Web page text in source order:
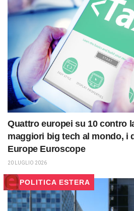
Quattro europei su 10 contro
maggiori big tech al mondo, i
Europe Euroscope
20 LUGLIO 2026
POLITICA ESTERA